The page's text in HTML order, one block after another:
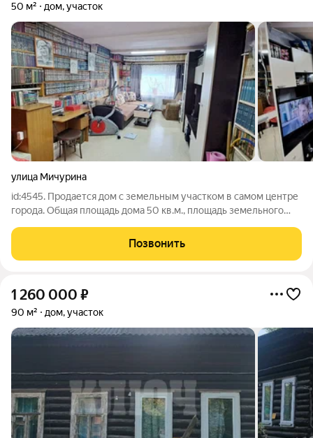
50 м² дом, участок
улица Мичурина
id:4545. Продается дом с земельным участком в самом центре
города. Общая площадь дома 50 кв.м., площадь земельного
Отопление печь, конвекторы - Холодное водоснабжение
проведено в дом,
Позвонить
1 260 000 ₽
90 м² дом, участок